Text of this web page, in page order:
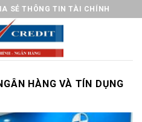
SẺ THÔNG TIN TÀI CHÍNH
HÀNG VÀ TÍN DỤNG